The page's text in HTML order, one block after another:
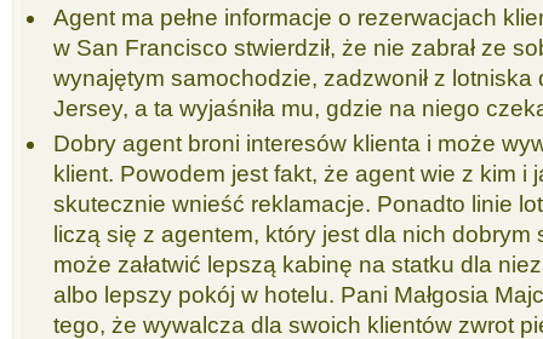
Agent ma pełne informacje o rezerwacjach
w San Francisco stwierdził, że nie zabrał ze
wynajętym samochodzie, zadzwonił z lotniska
Jersey, a ta wyjaśniła mu, gdzie na niego
Dobry agent broni interesów klienta i może
klient. Powodem jest fakt, że agent wie z kim i
skutecznie wnieść reklamacje. Ponadto linie
liczą się z agentem, który jest dla nich dobrym
może załatwić lepszą kabinę na statku dla
albo lepszy pokój w hotelu. Pani Małgosia
tego, że wywalcza dla swoich klientów zwrot